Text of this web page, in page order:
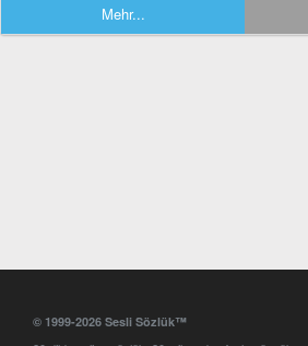
Mehr...
© 1999-2026 Sesli Sözlük™